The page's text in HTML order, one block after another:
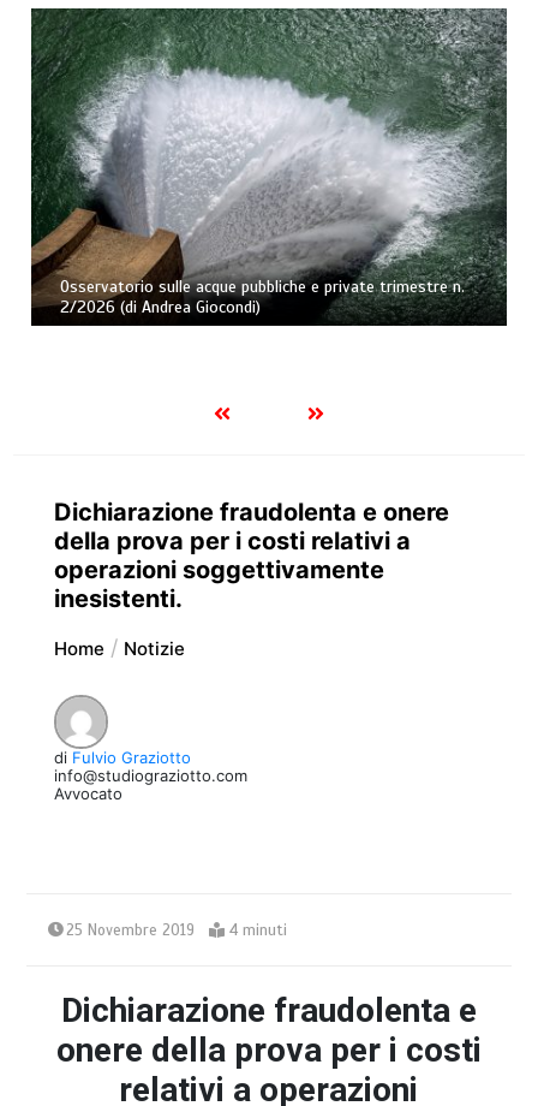
Osservatorio sulle acque pubbliche e private trimestre n.
2/2026 (di Andrea Giocondi)
Dichiarazione fraudolenta e onere
della prova per i costi relativi a
operazioni soggettivamente
inesistenti.
Home Notizie
di Fulvio Graziotto
info@studiograziotto.com
Avvocato
25 Novembre 2019 4 minuti
Dichiarazione fraudolenta e
onere della prova per i costi
relativi a operazioni